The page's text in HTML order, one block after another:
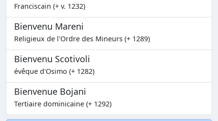
Franciscain (+ v. 1232)
Bienvenu Mareni
Religieux de l'Ordre des Mineurs (+ 1289)
Bienvenu Scotivoli
évêque d'Osimo (+ 1282)
Bienvenue Bojani
Tertiaire dominicaine (+ 1292)